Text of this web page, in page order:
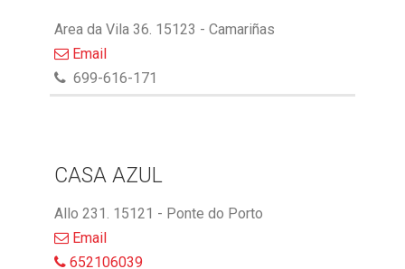
Area da Vila 36. 15123 - Camariñas
Email
699-616-171
CASA AZUL
Allo 231. 15121 - Ponte do Porto
Email
652106039